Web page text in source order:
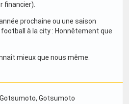
financier).
prochaine ou une saison
à la city : Honnêtement que
mieux que nous même.
, Gotsumoto